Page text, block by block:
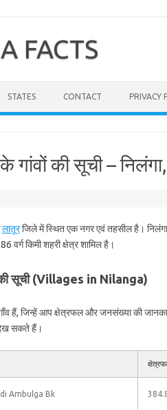
FACTS
STATES CONTACT PRIVACY
गांवों की सूची –
लातूरजिले में स्थित एक नगर एवं तहसील है।
वर्ग किमी शहरी क्षेत्र शामिल है।
की सूची (Villages in Nilanga)
हैं, जिन्हें आप क्षेत्रफल और जनसंख्या की
सकते हैं।
Ambulga Bk